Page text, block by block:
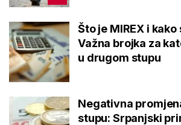
Što je MIREX i
Važna brojka za
u drugom stupu
Negativna
stupu: Srpanjski